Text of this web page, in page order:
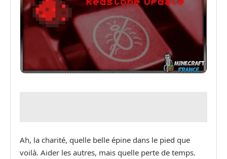
Ah, la charité, quelle belle épine dans le pied que
voilà. Aider les autres, mais quelle perte de temps.